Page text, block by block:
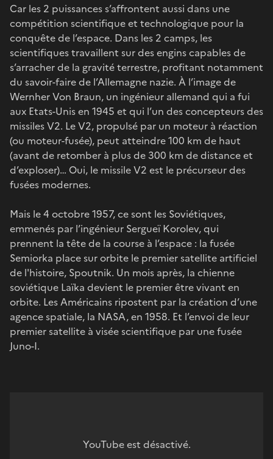
Car les 2 puissances s’affrontent aussi dans une
compétition scientifique et technologique pour la
conquête de l’espace. Dans les 2 camps, les
scientifiques travaillent sur des engins capables de
s’arracher de la gravité terrestre, profitant notamment
du savoir-faire de l’Allemagne nazie. À l’image de
Wernher Von Braun, un ingénieur allemand qui a fui
aux Etats-Unis en 1945 et qui l’un des concepteurs des
missiles V2. Le V2, propulsé par un moteur à réaction
(ou moteur-fusée), peut atteindre 100 km de haut
(avant de retomber à plus de 300 km de distance et
d’exploser)… Oui, le missile V2 est le précurseur des
fusées modernes.
Mais le 4 octobre 1957, ce sont les Soviétiques,
emmenés par l’ingénieur Sergueï Korolev, qui
prennent la tête de la course à l’espace : la fusée
Semiorka place sur orbite le premier satellite artificiel
de l'histoire, Spoutnik. Un mois après, la chienne
soviétique Laïka devient le premier être vivant en
orbite. Les Américains ripostent par la création d’une
agence spatiale, la NASA, en 1958. Et l’envoi de leur
premier satellite à visée scientifique par une fusée
Juno-I.
YouTube est désactivé.